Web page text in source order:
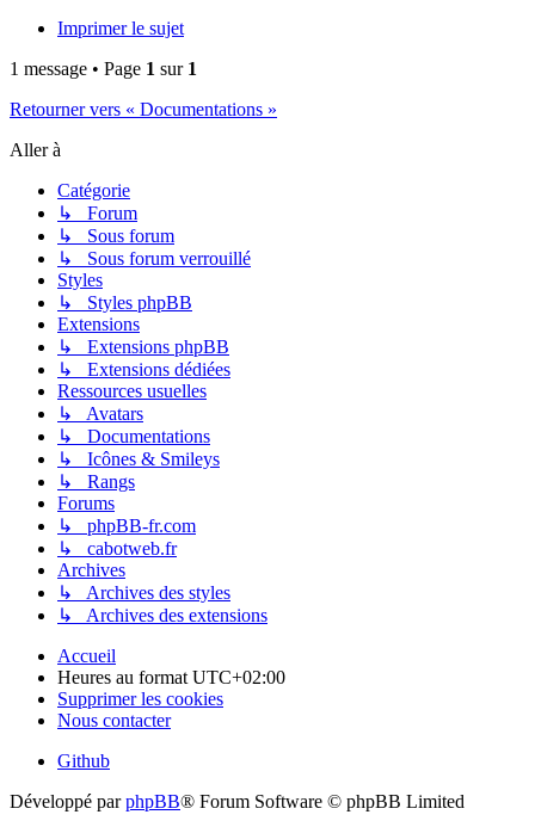
Imprimer le sujet
1 message • Page 1 sur 1
Retourner vers « Documentations »
Aller à
Catégorie
↳ Forum
↳ Sous forum
↳ Sous forum verrouillé
Styles
↳ Styles phpBB
Extensions
↳ Extensions phpBB
↳ Extensions dédiées
Ressources usuelles
↳ Avatars
↳ Documentations
↳ Icônes & Smileys
↳ Rangs
Forums
↳ phpBB-fr.com
↳ cabotweb.fr
Archives
↳ Archives des styles
↳ Archives des extensions
Accueil
Heures au format UTC+02:00
Supprimer les cookies
Nous contacter
Github
Développé parphpBB® Forum Software © phpBB Limited